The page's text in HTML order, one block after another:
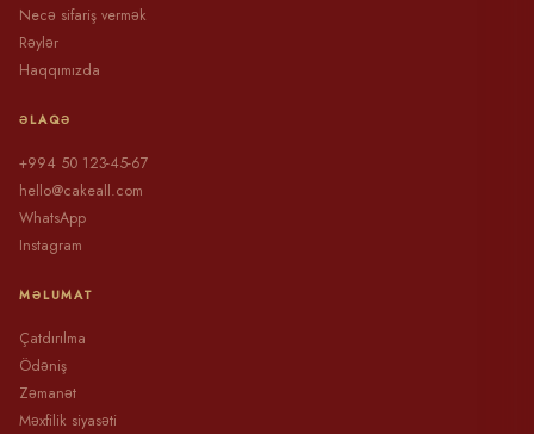
Necə sifariş vermək
Rəylər
Haqqımızda
ƏLAQƏ
+994 50 123-45-67
hello@cakeall.com
WhatsApp
Instagram
MƏLUMAT
Çatdırılma
Ödəniş
Zəmanət
Məxfilik siyasəti